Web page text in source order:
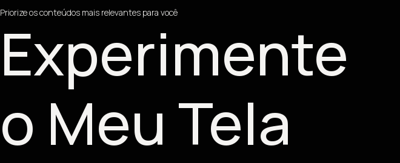
Priorize os conteúdos mais relevantes para você
Experimente
o Meu Tela